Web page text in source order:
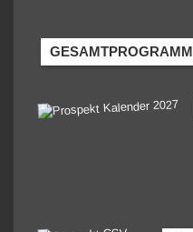
GESAMTPROGRAMM